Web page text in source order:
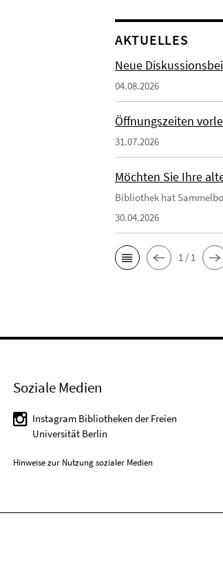
AKTUELLES
Neue
04.08.2026
Öffnungszeiten
31.07.2026
Möchten Sie Ihre
Bibliothek hat
30.04.2026
1 / 1
Soziale Medien
Instagram Bibliotheken der Freien
Universität Berlin
Hinweise zur Nutzung sozialer Medien